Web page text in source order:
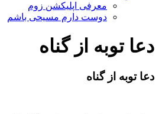
معرفی اپلیکشن زوم
دوست دارم مسیحی باشم
دعا توبه از گناه
دعا توبه از گناه